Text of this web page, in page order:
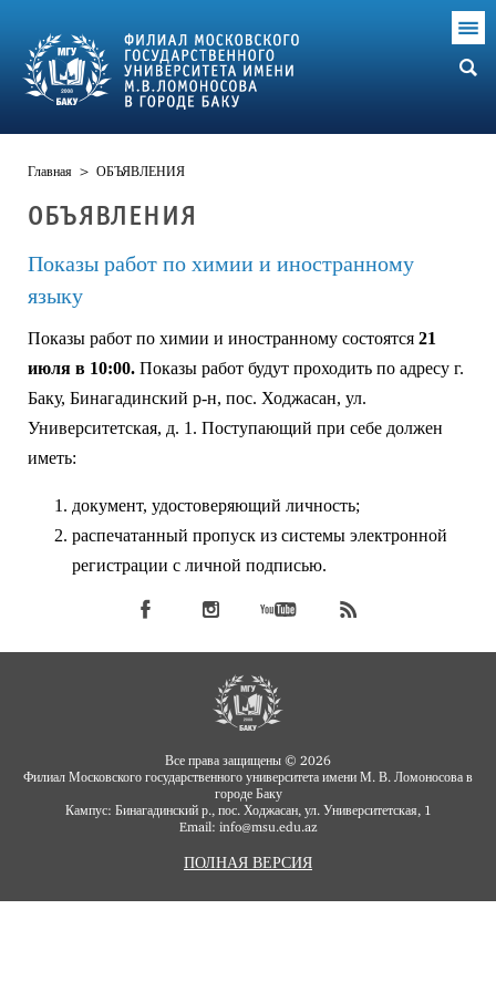
Главная > ОБЪЯВЛЕНИЯ
ОБЪЯВЛЕНИЯ
Показы работ по химии и иностранному
языку
Показы работ по химии и иностранному состоятся 21
июля в 10:00. Показы работ будут проходить по адресу г.
Баку, Бинагадинский р-н, пос. Ходжасан, ул.
Университетская, д. 1. Поступающий при себе должен
иметь:
документ, удостоверяющий личность;
распечатанный пропуск из системы электронной
регистрации с личной подписью.
Все права защищены © 2026
Филиал Московского государственного университета имени М. В. Ломоносова в
городе Баку
Кампус: Бинагадинский р., пос. Ходжасан, ул. Университетская, 1
Email: info@msu.edu.az
ПОЛНАЯ ВЕРСИЯ